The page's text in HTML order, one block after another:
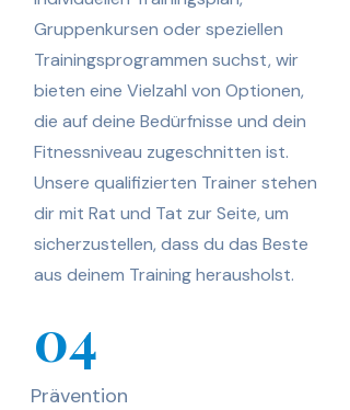
Gruppenkursen oder speziellen
Trainingsprogrammen suchst, wir
bieten eine Vielzahl von Optionen,
die auf deine Bedürfnisse und dein
Fitnessniveau zugeschnitten ist.
Unsere qualifizierten Trainer stehen
dir mit Rat und Tat zur Seite, um
sicherzustellen, dass du das Beste
aus deinem Training herausholst.
04
Prävention